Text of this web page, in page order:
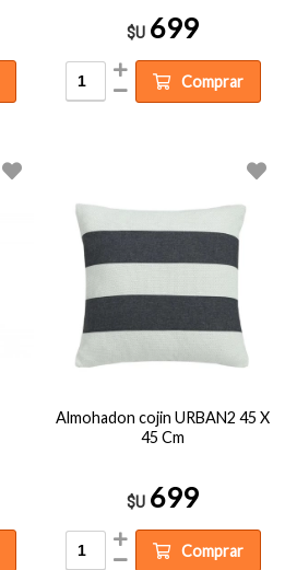
$U 699
Comprar
Almohadon cojin URBAN2 45 X
45 Cm
$U 699
Comprar